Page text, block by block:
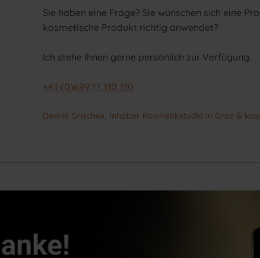
Sie haben eine Frage? Sie wünschen sich eine
kosmetische Produkt richtig anwendet?
Ich stehe Ihnen gerne persönlich zur Verfügung:
+43 (0)699 17 310 310
Dennis Grischek, Inhaber Kosmetikstudio in Graz &